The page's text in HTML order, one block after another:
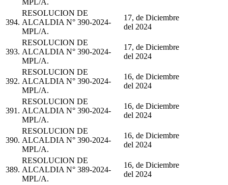
MPL/A.
394.
RESOLUCION DE
ALCALDIA N° 390-2024-
MPL/A.
17, de Diciembre
del 2024
393.
RESOLUCION DE
ALCALDIA N° 390-2024-
MPL/A.
17, de Diciembre
del 2024
392.
RESOLUCION DE
ALCALDIA N° 390-2024-
MPL/A.
16, de Diciembre
del 2024
391.
RESOLUCION DE
ALCALDIA N° 390-2024-
MPL/A.
16, de Diciembre
del 2024
390.
RESOLUCION DE
ALCALDIA N° 390-2024-
MPL/A.
16, de Diciembre
del 2024
389.
RESOLUCION DE
ALCALDIA N° 389-2024-
MPL/A.
16, de Diciembre
del 2024